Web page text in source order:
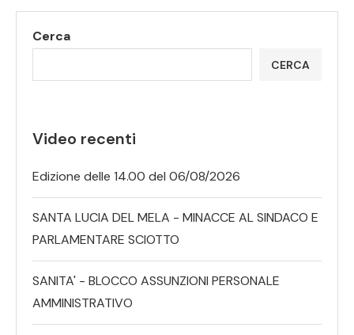
Cerca
CERCA
Video recenti
Edizione delle 14.00 del 06/08/2026
SANTA LUCIA DEL MELA - MINACCE AL SINDACO E
PARLAMENTARE SCIOTTO
SANITA' - BLOCCO ASSUNZIONI PERSONALE
AMMINISTRATIVO